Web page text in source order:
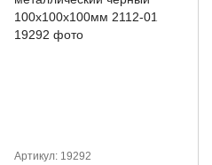
Артикул: 19292